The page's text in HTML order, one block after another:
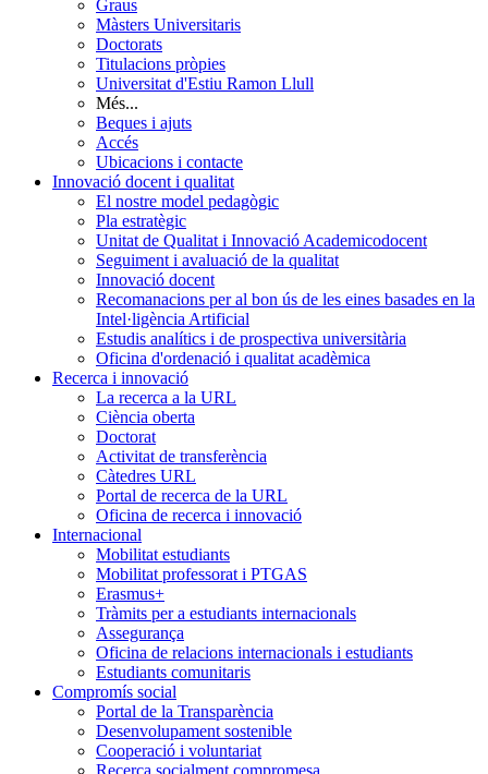
Graus
Màsters Universitaris
Doctorats
Titulacions pròpies
Universitat d'Estiu Ramon Llull
Més...
Beques i ajuts
Accés
Ubicacions i contacte
Innovació docent i qualitat
El nostre model pedagògic
Pla estratègic
Unitat de Qualitat i Innovació Academicodocent
Seguiment i avaluació de la qualitat
Innovació docent
Recomanacions per al bon ús de les eines basades en la
Intel·ligència Artificial
Estudis analítics i de prospectiva universitària
Oficina d'ordenació i qualitat acadèmica
Recerca i innovació
La recerca a la URL
Ciència oberta
Doctorat
Activitat de transferència
Càtedres URL
Portal de recerca de la URL
Oficina de recerca i innovació
Internacional
Mobilitat estudiants
Mobilitat professorat i PTGAS
Erasmus+
Tràmits per a estudiants internacionals
Assegurança
Oficina de relacions internacionals i estudiants
Estudiants comunitaris
Compromís social
Portal de la Transparència
Desenvolupament sostenible
Cooperació i voluntariat
Recerca socialment compromesa